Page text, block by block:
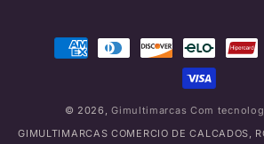
Formas
© 2026,Gimultimarcas Com
GIMULTIMARCAS COMERCIO DE CALCADOS,